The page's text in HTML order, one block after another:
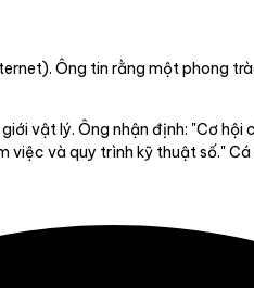
Ông tin rằng một phong
vật lý. Ông nhận định: "Cơ
và quy trình kỹ thuật số."